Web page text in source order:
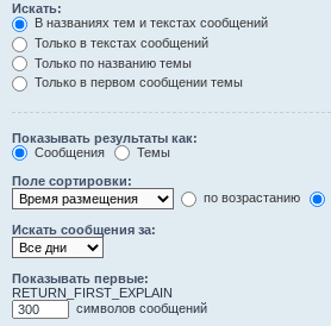
Искать:
В названиях тем и текстах сообщений
Только в текстах сообщений
Только по названию темы
Только в первом сообщении темы
Показывать результаты как:
Сообщения
Темы
Поле сортировки:
по возрастанию
Искать сообщения за:
Показывать первые:
RETURN_FIRST_EXPLAIN
символов сообщений